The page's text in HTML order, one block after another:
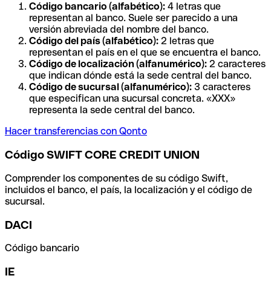
Código bancario (alfabético): 4 letras que
representan al banco. Suele ser parecido a una
versión abreviada del nombre del banco.
Código del país (alfabético): 2 letras que
representan el país en el que se encuentra el banco.
Código de localización (alfanumérico): 2 caracteres
que indican dónde está la sede central del banco.
Código de sucursal (alfanumérico): 3 caracteres
que especifican una sucursal concreta. «XXX»
representa la sede central del banco.
Hacer transferencias con Qonto
Código SWIFT CORE CREDIT UNION
Comprender los componentes de su código Swift,
incluidos el banco, el país, la localización y el código de
sucursal.
DACI
Código bancario
IE